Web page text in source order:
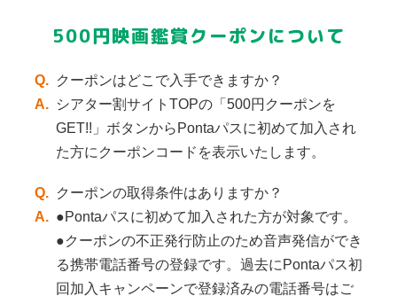
500円映画鑑賞クーポンについて
Q. クーポンはどこで入手できますか？
A. シアター割サイトTOPの「500円クーポンを
GET!!」ボタンからPontaパスに初めて加入され
た方にクーポンコードを表示いたします。
Q. クーポンの取得条件はありますか？
A. ●Pontaパスに初めて加入された方が対象です。
●クーポンの不正発行防止のため音声発信ができ
る携帯電話番号の登録です。過去にPontaパス初
回加入キャンペーンで登録済みの電話番号はご